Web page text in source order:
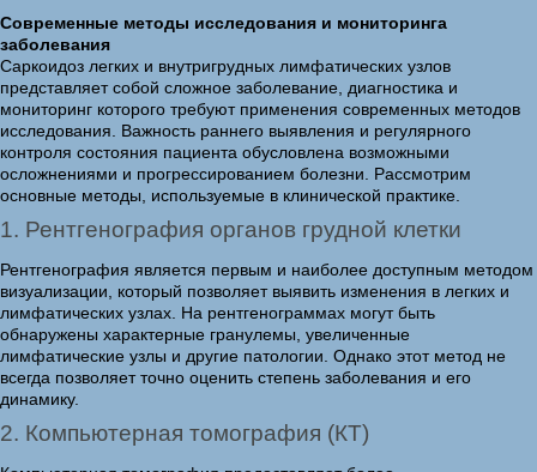
Современные методы исследования и мониторинга
заболевания
Саркоидоз легких и внутригрудных лимфатических узлов
представляет собой сложное заболевание, диагностика и
мониторинг которого требуют применения современных методов
исследования. Важность раннего выявления и регулярного
контроля состояния пациента обусловлена возможными
осложнениями и прогрессированием болезни. Рассмотрим
основные методы, используемые в клинической практике.
1. Рентгенография органов грудной клетки
Рентгенография является первым и наиболее доступным методом
визуализации, который позволяет выявить изменения в легких и
лимфатических узлах. На рентгенограммах могут быть
обнаружены характерные гранулемы, увеличенные
лимфатические узлы и другие патологии. Однако этот метод не
всегда позволяет точно оценить степень заболевания и его
динамику.
2. Компьютерная томография (КТ)